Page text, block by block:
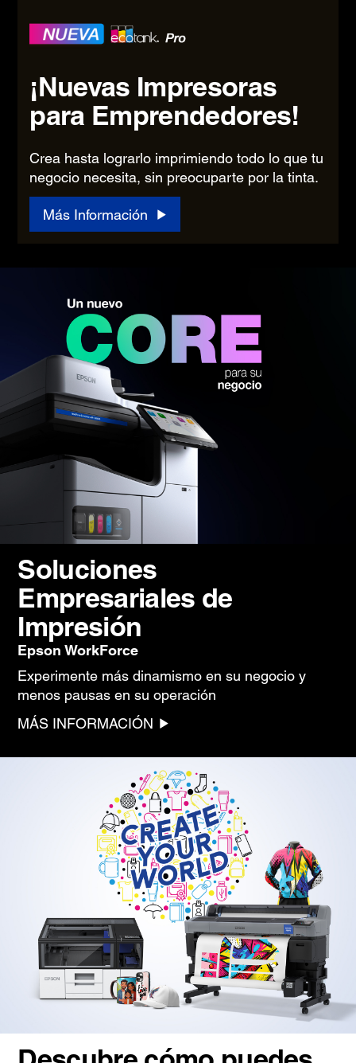
¡Nuevas Impresoras
para Emprendedores!
Crea hasta lograrlo imprimiendo todo lo que tu
negocio necesita, sin preocuparte por la tinta.​
Más Información
Soluciones
Empresariales de
Impresión
Epson WorkForce
Experimente más dinamismo en su negocio y
menos pausas en su operación
MÁS INFORMACIÓN